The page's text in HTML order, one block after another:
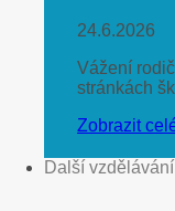
24.6.2026
Vážení
stránkách
Zobrazit
Další vzdělávání